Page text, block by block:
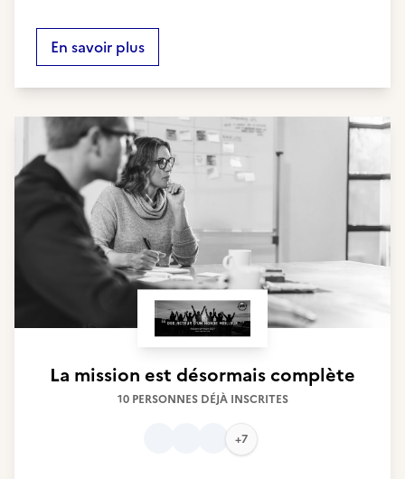
En savoir plus
La mission est désormais complète
10 PERSONNES DÉJÀ INSCRITES
+7